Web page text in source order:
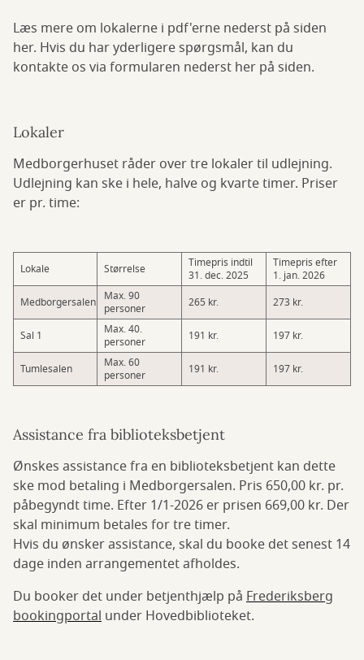
Læs mere om lokalerne i pdf'erne nederst på siden
her. Hvis du har yderligere spørgsmål, kan du
kontakte os via formularen nederst her på siden.
Lokaler
Medborgerhuset råder over tre lokaler til udlejning.
Udlejning kan ske i hele, halve og kvarte timer. Priser
er pr. time:
Lokale Størrelse
Timepris indtil
31. dec. 2025
Timepris efter
1. jan. 2026
Medborgersalen
Max. 90
personer
265 kr. 273 kr.
Sal 1
Max. 40.
personer
191 kr. 197 kr.
Tumlesalen
Max. 60
personer
191 kr. 197 kr.
Assistance fra biblioteksbetjent
Ønskes assistance fra en biblioteksbetjent kan dette
ske mod betaling i Medborgersalen. Pris 650,00 kr. pr.
påbegyndt time. Efter 1/1-2026 er prisen 669,00 kr. Der
skal minimum betales for tre timer.
Hvis du ønsker assistance, skal du booke det senest 14
dage inden arrangementet afholdes.
Du booker det under betjenthjælp på Frederiksberg
bookingportal under Hovedbiblioteket.